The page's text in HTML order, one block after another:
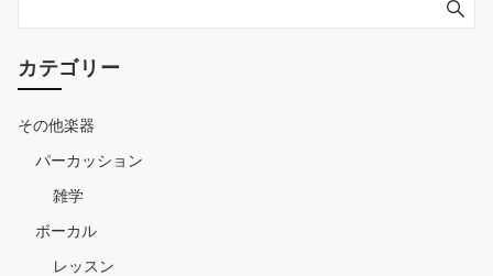
カテゴリー
その他楽器
パーカッション
雑学
ボーカル
レッスン